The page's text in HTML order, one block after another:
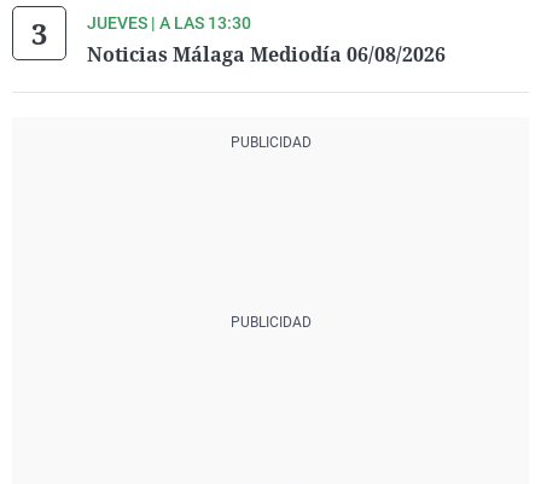
JUEVES | A LAS 13:30
Noticias Málaga Mediodía 06/08/2026